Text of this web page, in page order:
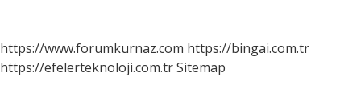
https://www.forumkurnaz.com https://bingai.com.tr
https://efelerteknoloji.com.trSitemap